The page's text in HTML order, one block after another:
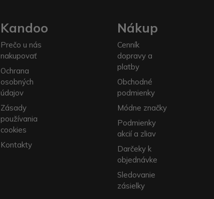
Kandoo
Prečo u nás
nakupovať
Ochrana
osobných
údajov
Zásady
používania
cookies
Kontakty
Nákup
Cenník
dopravy a
platby
Obchodné
podmienky
Módne značky
Podmienky
akcií a zliav
Darčeky k
objednávke
Sledovanie
zásielky